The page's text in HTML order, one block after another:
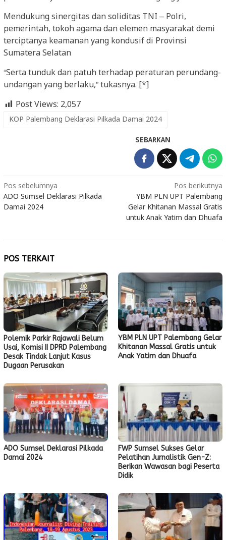
Mendukung sinergitas dan soliditas TNI – Polri,
pemerintah, tokoh agama dan elemen masyarakat demi
terciptanya keamanan yang kondusif di Provinsi
Sumatera Selatan
“Serta tunduk dan patuh terhadap peraturan perundang-
undangan yang berlaku,” tukasnya. [*]
Post Views: 2,057
KOP Palembang Deklarasi Pilkada Damai 2024
SEBARKAN
Navigasi
pos
Pos sebelumnya
ADO Sumsel Deklarasi Pilkada
Damai 2024
Pos berikutnya
YBM PLN UPT Palembang
Gelar Khitanan Massal Gratis
untuk Anak Yatim dan Dhuafa
POS TERKAIT
Polemik Parkir Rajawali Belum
Usai, Komisi II DPRD Palembang
Desak Tindak Lanjut Kasus
Dugaan Perusakan
YBM PLN UPT Palembang Gelar
Khitanan Massal Gratis untuk
Anak Yatim dan Dhuafa
ADO Sumsel Deklarasi Pilkada
Damai 2024
FWP Sumsel Sukses Gelar
Pelatihan Jurnalistik Gen-Z:
Berikan Wawasan bagi Peserta
Didik